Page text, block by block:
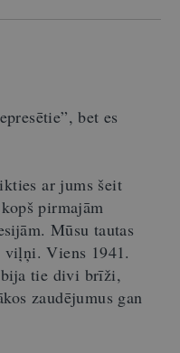
bet es
ar jums šeit
pirmajām
Mūsu tautas
Viens 1941.
bija tie divi brīži,
zaudējumus gan